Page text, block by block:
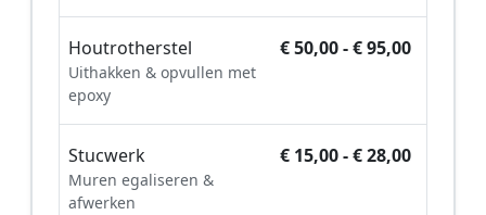
Houtrotherstel
Uithakken & opvullen met
epoxy
€ 50,00 - € 95,00
Stucwerk
Muren egaliseren &
afwerken
€ 15,00 - € 28,00